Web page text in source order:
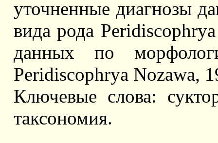
уточненные диагнозы
вида рода
данных по
Peridiscophrya Nozawa,
Ключевые слова:
таксономия.